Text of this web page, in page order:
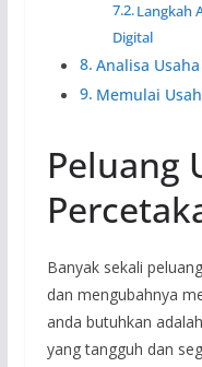
Langkah
Digital
Analisa
Memulai
Peluang
Banyak sekali
dan mengubahnya
anda butuhkan
yang tangguh dan